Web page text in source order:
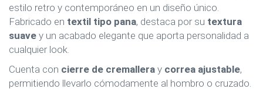
estilo retro y contemporáneo en un diseño único.
Fabricado en textil tipo pana, destaca por su textura
suave y un acabado elegante que aporta personalidad a
cualquier look.
Cuenta con cierre de cremallera y correa ajustable,
permitiendo llevarlo cómodamente al hombro o cruzado.